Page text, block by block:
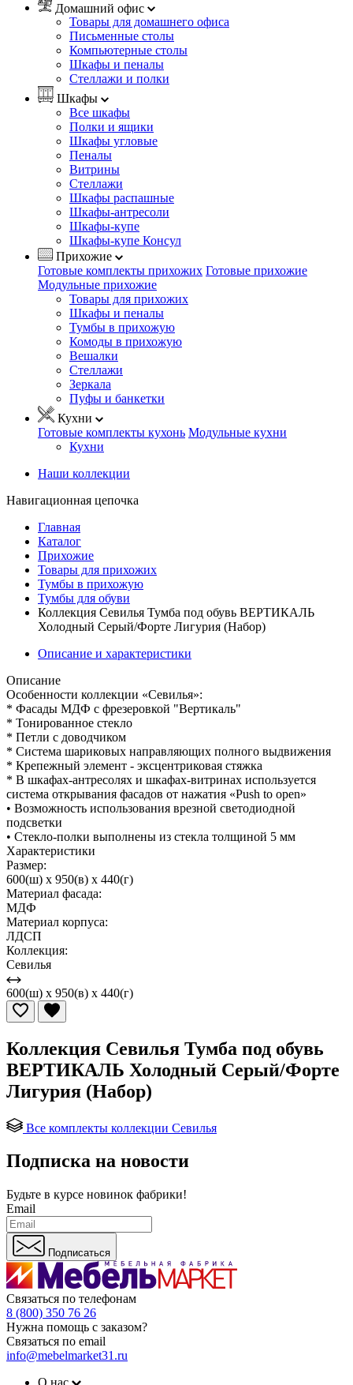
Домашний офис
Товары для домашнего офиса
Письменные столы
Компьютерные столы
Шкафы и пеналы
Стеллажи и полки
Шкафы
Все шкафы
Полки и ящики
Шкафы угловые
Пеналы
Витрины
Стеллажи
Шкафы распашные
Шкафы-антресоли
Шкафы-купе
Шкафы-купе Консул
Прихожие
Готовые комплекты прихожих Готовые прихожие
Модульные прихожие
Товары для прихожих
Шкафы и пеналы
Тумбы в прихожую
Комоды в прихожую
Вешалки
Стеллажи
Зеркала
Пуфы и банкетки
Кухни
Готовые комплекты кухонь Модульные кухни
Кухни
Наши коллекции
Навигационная цепочка
Главная
Каталог
Прихожие
Товары для прихожих
Тумбы в прихожую
Тумбы для обуви
Коллекция Севилья Тумба под обувь ВЕРТИКАЛЬ
Холодный Серый/Форте Лигурия (Набор)
Описание и характеристики
Описание
Особенности коллекции «Севилья»:
* Фасады МДФ с фрезеровкой "Вертикаль"
* Тонированное стекло
* Петли с доводчиком
* Система шариковых направляющих полного выдвижения
* Крепежный элемент - эксцентриковая стяжка
* В шкафах-антресолях и шкафах-витринах используется
система открывания фасадов от нажатия «Push to open»
• Возможность использования врезной светодиодной
подсветки
• Стекло-полки выполнены из стекла толщиной 5 мм
Характеристики
Размер:
600(ш) x 950(в) x 440(г)
Материал фасада:
МДФ
Материал корпуса:
ЛДСП
Коллекция:
Севилья
600(ш) x 950(в) x 440(г)
Коллекция Севилья Тумба под обувь
ВЕРТИКАЛЬ Холодный Серый/Форте
Лигурия (Набор)
Все комплекты коллекции Севилья
Подписка на новости
Будьте в курсе новинок фабрики!
Email
Подписаться
Связаться по телефонам
8 (800) 350 76 26
Нужна помощь с заказом?
Связаться по email
info@mebelmarket31.ru